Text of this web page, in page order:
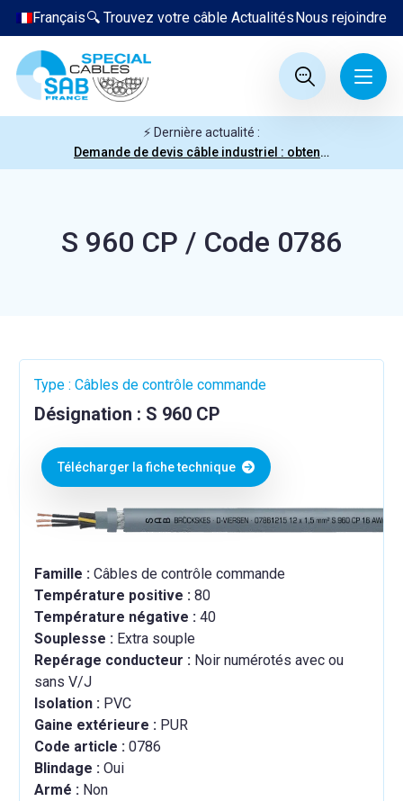
Nous rejoindre
Actualités
🔍 Trouvez votre câble
Français
⚡ Dernière actualité :
Demande de devis câble industriel : obtenez votre prix en quelques clics
S 960 CP / Code 0786
Type : Câbles de contrôle commande
Désignation : S 960 CP
Télécharger la fiche technique
Famille : Câbles de contrôle commande
Température positive : 80
Température négative : 40
Souplesse : Extra souple
Repérage conducteur : Noir numérotés avec ou
sans V/J
Isolation : PVC
Gaine extérieure : PUR
Code article : 0786
Blindage : Oui
Armé : Non